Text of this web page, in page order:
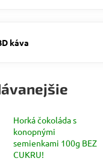
káva
Horká čokoláda s
konopnými
semienkami 100g BEZ
CUKRU!